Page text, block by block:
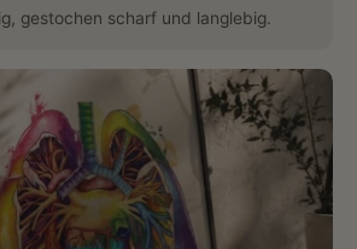
gestochen scharf und langlebig.